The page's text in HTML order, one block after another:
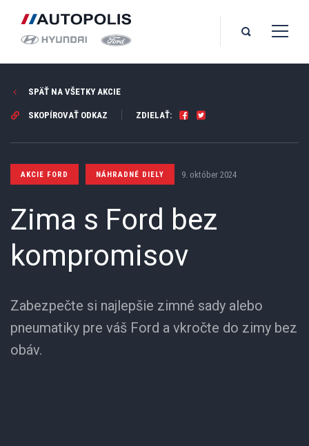
SPÄŤ NA VŠETKY AKCIE
SKOPÍROVAŤ ODKAZ ZDIELAŤ:
AKCIE FORD NÁHRADNÉ DIELY 9. október 2024
Zima s Ford bez
kompromisov
Zabezpečte si najlepšie zimné sady alebo
pneumatiky pre váš Ford a vkročte do zimy bez
obáv.